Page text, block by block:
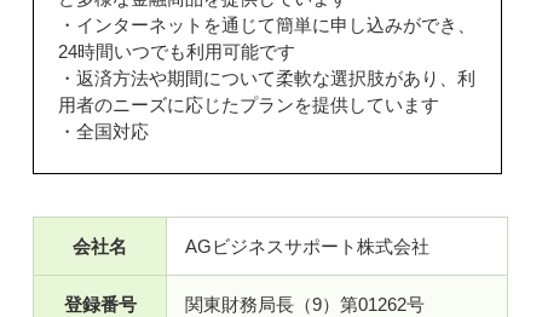
・インターネットを通じて簡単に申し込みができ、
24時間いつでも利用可能です
・返済方法や期間について柔軟な選択肢があり、利
用者のニーズに応じたプランを提供しています
・全国対応
会社名 AGビジネスサポート株式会社
登録番号 関東財務局長（9）第01262号